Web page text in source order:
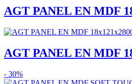
AGT PANEL EN MDF
AGT PANEL EN MDF
- 30%